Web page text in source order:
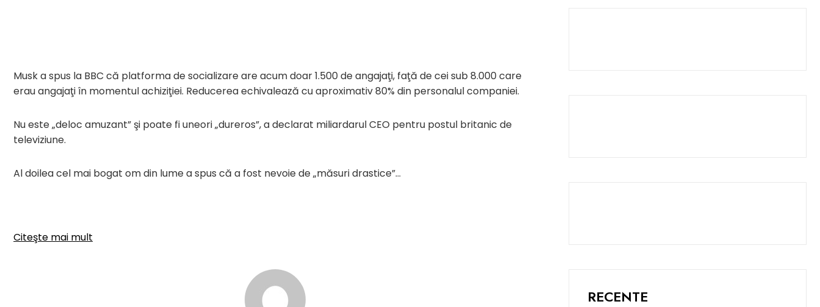
Musk a spus la BBC că platforma de socializare are acum doar 1.500 de angajaţi, faţă de cei sub 8.000 care
erau angajaţi în momentul achiziţiei. Reducerea echivalează cu aproximativ 80% din personalul companiei.
Nu este „deloc amuzant” şi poate fi uneori „dureros”, a declarat miliardarul CEO pentru postul britanic de
televiziune.
Al doilea cel mai bogat om din lume a spus că a fost nevoie de „măsuri drastice”…
Citeşte mai mult
RECENTE